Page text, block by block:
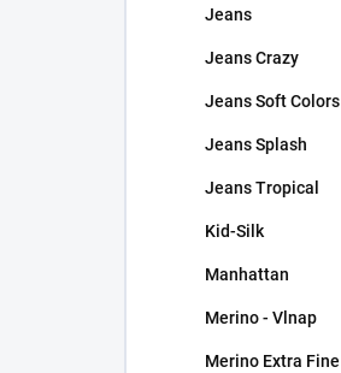
Jeans
Jeans Crazy
Jeans Soft Colors
Jeans Splash
Jeans Tropical
Kid-Silk
Manhattan
Merino - Vlnap
Merino Extra Fine